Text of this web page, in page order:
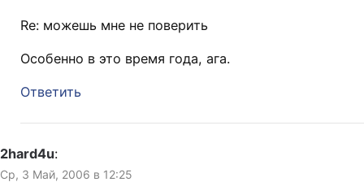
Re: можешь мне не поверить
Особенно в это время года, ага.
Ответить
2hard4u:
Ср, 3 Май, 2006 в 12:25